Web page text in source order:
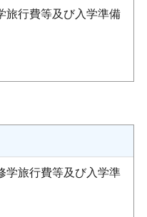
旅行費等及び入学準備
学旅行費等及び入学準